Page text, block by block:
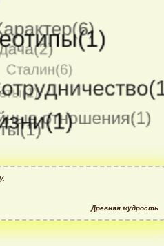
Древняя мудрость